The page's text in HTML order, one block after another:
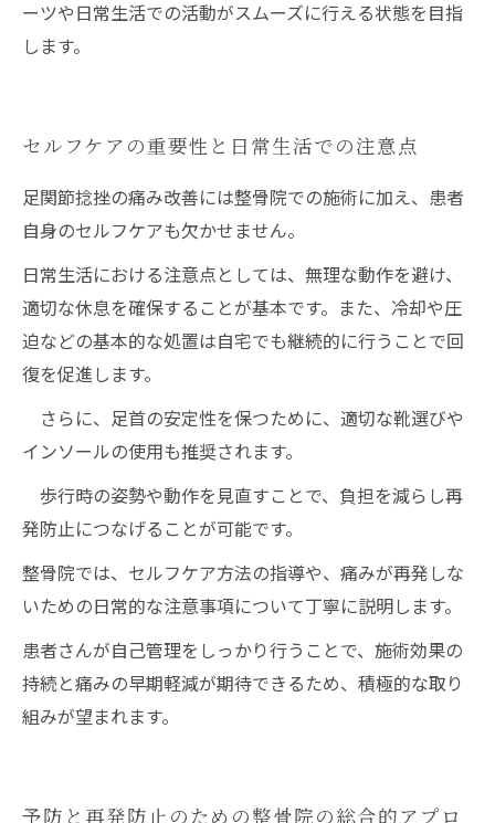
ーツや日常生活での活動がスムーズに行える状態を目指
します。
セルフケアの重要性と日常生活での注意点
足関節捻挫の痛み改善には整骨院での施術に加え、患者
自身のセルフケアも欠かせません。
日常生活における注意点としては、無理な動作を避け、
適切な休息を確保することが基本です。また、冷却や圧
迫などの基本的な処置は自宅でも継続的に行うことで回
復を促進します。
さらに、足首の安定性を保つために、適切な靴選びや
インソールの使用も推奨されます。
歩行時の姿勢や動作を見直すことで、負担を減らし再
発防止につなげることが可能です。
整骨院では、セルフケア方法の指導や、痛みが再発しな
いための日常的な注意事項について丁寧に説明します。
患者さんが自己管理をしっかり行うことで、施術効果の
持続と痛みの早期軽減が期待できるため、積極的な取り
組みが望まれます。
予防と再発防止のための整骨院の総合的アプロ